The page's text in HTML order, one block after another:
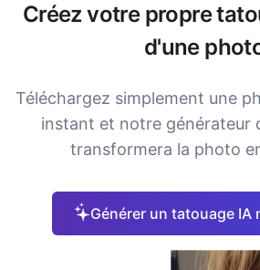
Créez votre propre
d'une
Téléchargez simplement une
instant et notre générateur
transformera la photo
Générer un tatouage IA